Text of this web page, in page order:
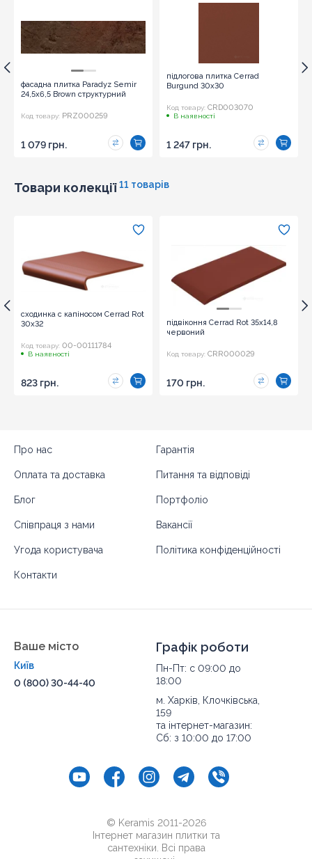
фасадна плитка Paradyz Semir
24,5x6,5 Brown структурний
Код товару: PRZ000259
1 079 грн.
підлогова плитка Cerrad
Burgund 30x30
Код товару: CRD003070
В наявності
1 247 грн.
Товари колекції 11 товарів
сходинка c капіносом Cerrad Rot
30x32
Код товару: 00-00111784
В наявності
823 грн.
підвіконня Cerrad Rot 35x14,8
червоний
Код товару: CRR000029
170 грн.
Про нас Гарантія
Оплата та доставка Питання та відповіді
Блог Портфоліо
Співпраця з нами Вакансії
Угода користувача Політика конфіденційності
Контакти
Ваше місто
Київ
0 (800) 30-44-40
Графік роботи
Пн-Пт: с 09:00 до
18:00
м. Харків, Клочківська,
159
та інтернет-магазин:
Сб: з 10:00 до 17:00
© Keramis 2011-2026
Інтернет магазин плитки та
сантехніки. Всі права